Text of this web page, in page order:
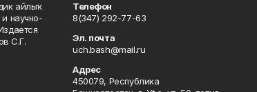
айлыҡ
научно-
С.Г.
Телефон
8(347) 292-77-63
Эл. почта
uch.bash@mail.ru
Адрес
450079, Республика